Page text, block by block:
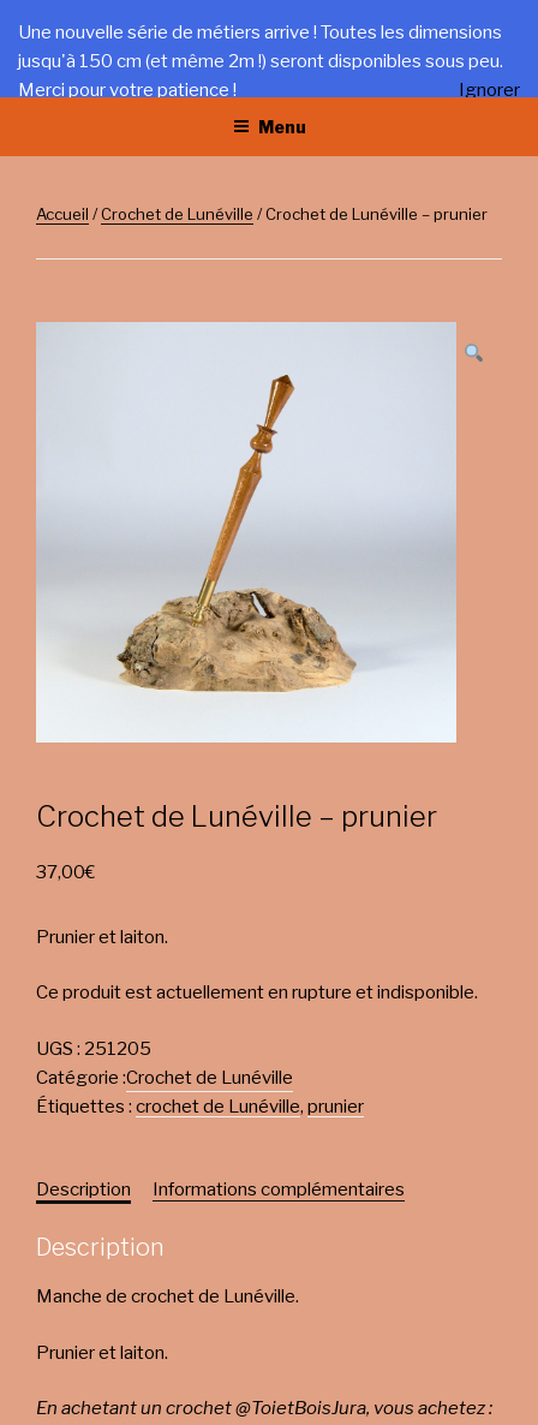
contenu
principal
LA TRÉFILERIE
Gîte et artisanat au coeur du Jura
Menu
Accueil /Crochet de Lunéville / Crochet de Lunéville – prunier
Crochet de Lunéville – prunier
37,00€
Prunier et laiton.
Ce produit est actuellement en rupture et indisponible.
UGS : 251205
Catégorie :Crochet de Lunéville
Étiquettes : crochet de Lunéville, prunier
Description Informations complémentaires
Description
Manche de crochet de Lunéville.
Prunier et laiton.
En achetant un crochet @ToietBoisJura, vous achetez :
Une nouvelle série de métiers arrive ! Toutes les dimensions
jusqu'à 150 cm (et même 2m !) seront disponibles sous peu.
Merci pour votre patience !
Ignorer